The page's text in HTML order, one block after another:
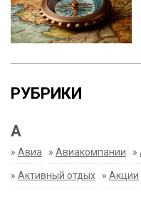
РУБРИКИ
А
» Авиа » Авиакомпании »
» Активный отдых » Акции